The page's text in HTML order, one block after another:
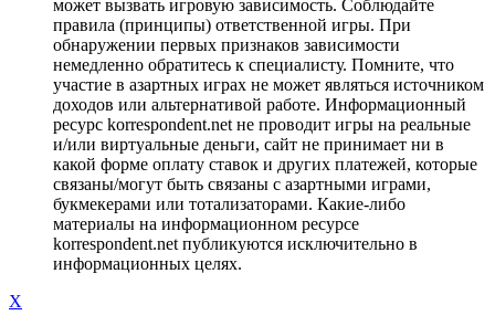
может вызвать игровую зависимость. Соблюдайте
правила (принципы) ответственной игры. При
обнаружении первых признаков зависимости
немедленно обратитесь к специалисту. Помните, что
участие в азартных играх не может являться источником
доходов или альтернативой работе. Информационный
ресурс korrespondent.net не проводит игры на реальные
и/или виртуальные деньги, сайт не принимает ни в
какой форме оплату ставок и других платежей, которые
связаны/могут быть связаны с азартными играми,
букмекерами или тотализаторами. Какие-либо
материалы на информационном ресурсе
korrespondent.net публикуются исключительно в
информационных целях.
X